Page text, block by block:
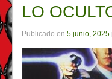
LO
Publicado en 5 junio, 2025